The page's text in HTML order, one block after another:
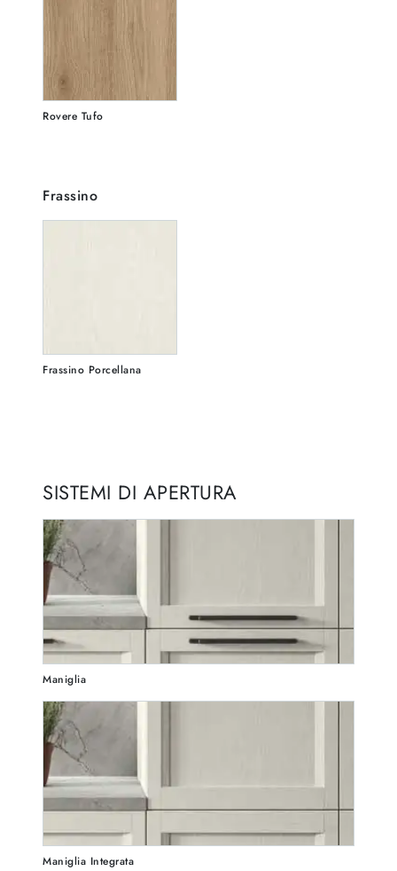
Rovere Tufo
Frassino
Frassino Porcellana
SISTEMI DI APERTURA
Maniglia
Maniglia Integrata